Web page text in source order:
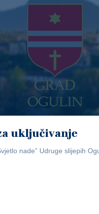
uključivanje
nade” Udruge slijepih